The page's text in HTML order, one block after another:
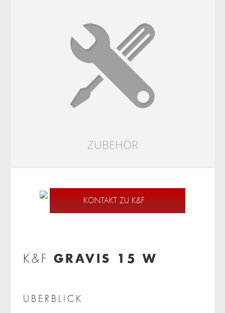
ZUBEHÖR
KONTAKT ZU K&F
K&F GRAVIS 15 W
ÜBERBLICK